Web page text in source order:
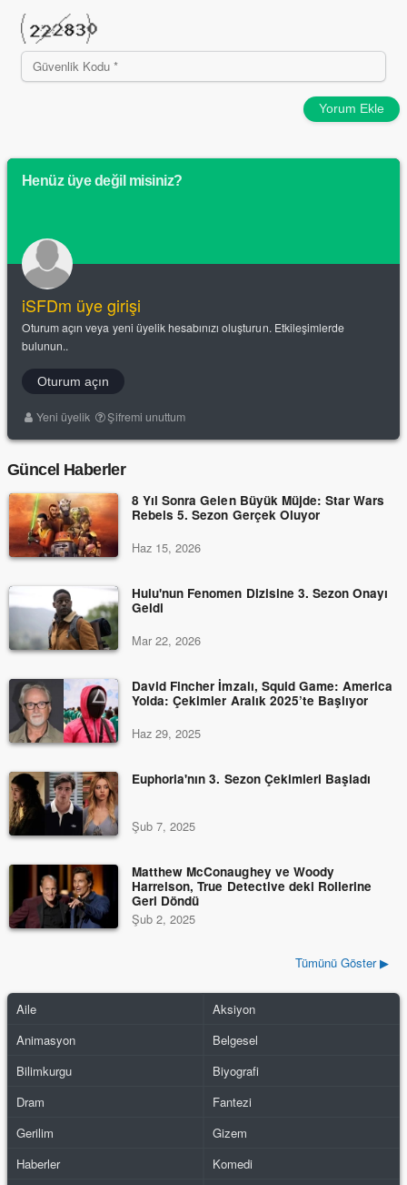
Yorum Ekle
Henüz üye değil misiniz?
iSFDm üye girişi
Oturum açın veya yeni üyelik hesabınızı oluşturun. Etkileşimlerde
bulunun..
Oturum açın
Yeni üyelik Şifremi unuttum
Güncel Haberler
8 Yıl Sonra Gelen Büyük Müjde: Star Wars
Rebels 5. Sezon Gerçek Oluyor
Haz 15, 2026
Hulu'nun Fenomen Dizisine 3. Sezon Onayı
Geldi
Mar 22, 2026
David Fincher İmzalı, Squid Game: America
Yolda: Çekimler Aralık 2025’te Başlıyor
Haz 29, 2025
Euphoria'nın 3. Sezon Çekimleri Başladı
Şub 7, 2025
Matthew McConaughey ve Woody
Harrelson, True Detective deki Rollerine
Geri Döndü
Şub 2, 2025
Tümünü Göster ▶
Aile
Aksiyon
Animasyon
Belgesel
Bilimkurgu
Biyografi
Dram
Fantezi
Gerilim
Gizem
Haberler
Komedi